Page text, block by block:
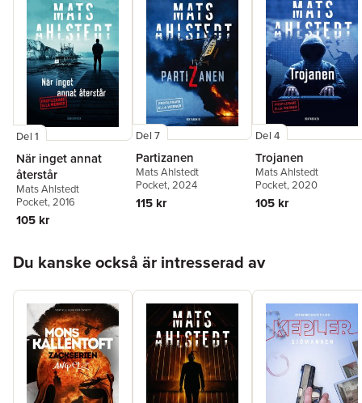
Del 1
När inget annat
återstår
Mats Ahlstedt
Pocket, 2016
105 kr
Del 7
Partizanen
Mats Ahlstedt
Pocket, 2024
115 kr
Del 4
Trojanen
Mats Ahlstedt
Pocket, 2020
105 kr
Du kanske också är intresserad av